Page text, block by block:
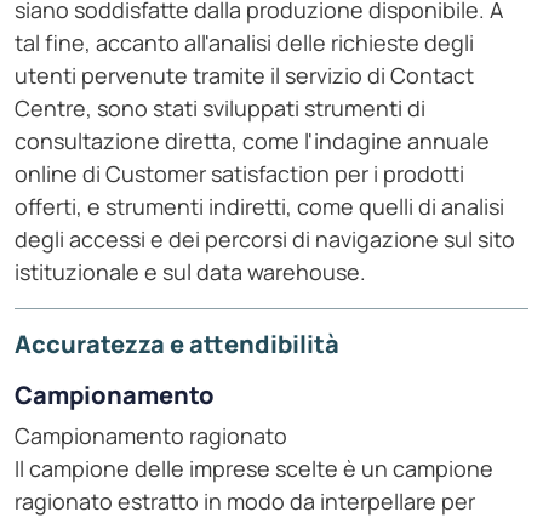
siano soddisfatte dalla produzione disponibile. A
tal fine, accanto all'analisi delle richieste degli
utenti pervenute tramite il servizio di Contact
Centre, sono stati sviluppati strumenti di
consultazione diretta, come l'indagine annuale
online di Customer satisfaction per i prodotti
offerti, e strumenti indiretti, come quelli di analisi
degli accessi e dei percorsi di navigazione sul sito
istituzionale e sul data warehouse.
Accuratezza e attendibilità
Campionamento
Campionamento ragionato
Il campione delle imprese scelte è un campione
ragionato estratto in modo da interpellare per